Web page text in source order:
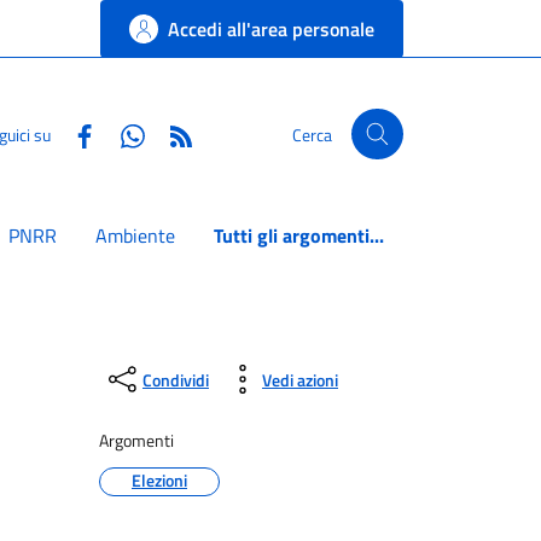
Accedi all'area personale
su FacebookWhatsapp Cerca
PNRR Ambiente Tutti gli argomenti...
Condividi Vedi azioni
Argomenti
Elezioni